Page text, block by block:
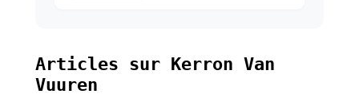
Articles sur Kerron Van
Vuuren